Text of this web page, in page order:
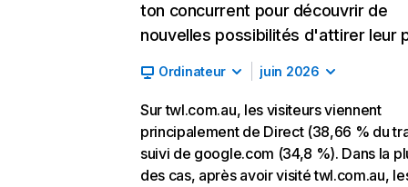
ton concurrent pour découvrir de
nouvelles possibilités d'attirer leur
Ordinateur juin 2026
Sur twl.com.au, les visiteurs viennent
principalement de Direct (38,66 % du
suivi de google.com (34,8 %). Dans la
des cas, après avoir visité twl.com.au,